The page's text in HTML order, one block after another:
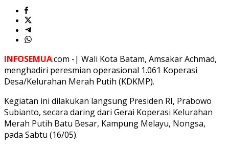
INFOSEMUA.com -| Wali Kota Batam, Amsakar Achmad,
menghadiri peresmian operasional 1.061 Koperasi
Desa/Kelurahan Merah Putih (KDKMP).
Kegiatan ini dilakukan langsung Presiden RI, Prabowo
Subianto, secara daring dari Gerai Koperasi Kelurahan
Merah Putih Batu Besar, Kampung Melayu, Nongsa,
pada Sabtu (16/05).